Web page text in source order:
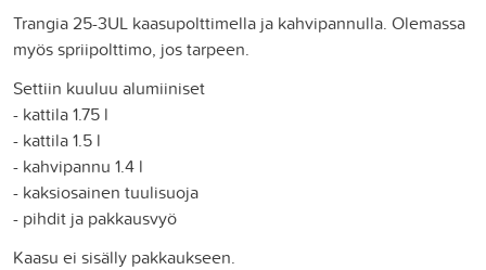
Trangia 25-3UL kaasupolttimella ja kahvipannulla. Olemassa
myös spriipolttimo, jos tarpeen.
Settiin kuuluu alumiiniset
- kattila 1.75 l
- kattila 1.5 l
- kahvipannu 1.4 l
- kaksiosainen tuulisuoja
- pihdit ja pakkausvyö
Kaasu ei sisälly pakkaukseen.